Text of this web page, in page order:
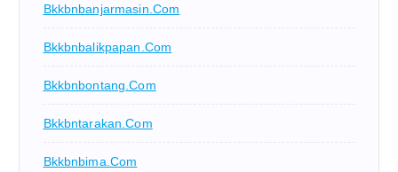
Bkkbnbanjarmasin.com
Bkkbnbalikpapan.com
Bkkbnbontang.com
Bkkbntarakan.com
Bkkbnbima.com